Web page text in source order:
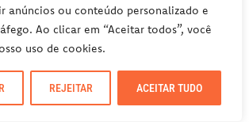
anúncios ou conteúdo personalizado e
Ao clicar em “Aceitar todos”, você
uso de cookies.
REJEITAR ACEITAR TUDO